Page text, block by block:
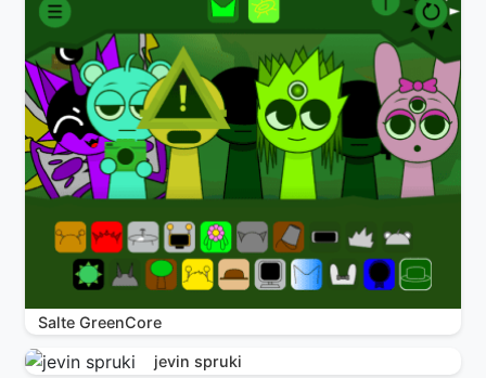
Salte GreenCore
jevin spruki